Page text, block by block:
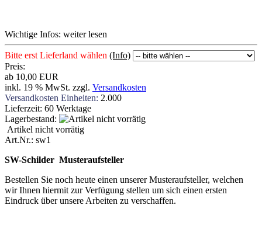
Wichtige Infos: weiter lesen
Bitte erst Lieferland wählen (Info)
Preis:
ab 10,00 EUR
inkl. 19 % MwSt. zzgl. Versandkosten
Versandkosten Einheiten: 2.000
Lieferzeit: 60 Werktage
Lagerbestand:
Artikel nicht vorrätig
Art.Nr.: sw1
SW-Schilder Musteraufsteller
Bestellen Sie noch heute einen unserer Musteraufsteller, welchen
wir Ihnen hiermit zur Verfügung stellen um sich einen ersten
Eindruck über unsere Arbeiten zu verschaffen.